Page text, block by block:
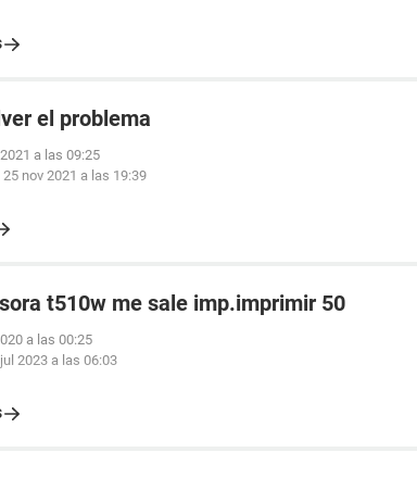
el problema
a las 09:25
25 nov 2021 a las 19:39
t510w me sale imp.imprimir 50
a las 00:25
2023 a las 06:03